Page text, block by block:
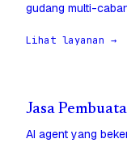
gudang multi-
Lihat layanan →
Jasa
AI agent yang